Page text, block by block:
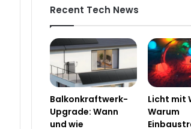
Recent Tech News
Balkonkraftwerk-
Upgrade: Wann
und wie
Licht mit
Warum